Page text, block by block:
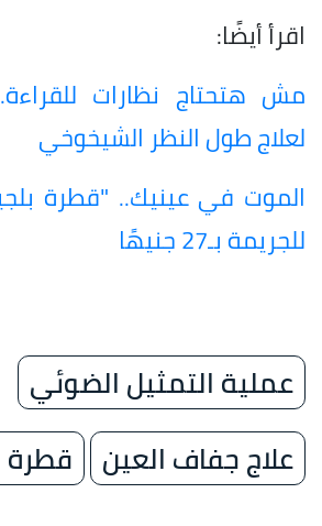
اقرأ أيضًا:
مش هتحتاج نظارات
لعلاج طول النظر الشيخوخي
الموت في عينيك.. "قطرة
للجريمة بـ27 جنيهًا
عملية التمثيل الضوئي
علاج جفاف العين
قطرة